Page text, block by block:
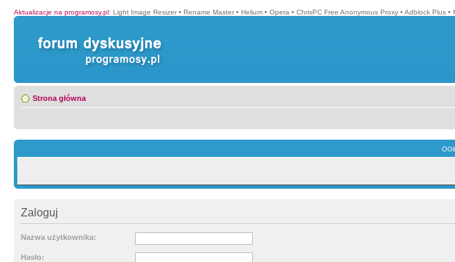
Aktualizacje na programosy.pl: Light Image Resizer • Rename Master • Helium • Opera • ChrisPC Free Anonymous Proxy • Adblock Plus •
Strona główna
Zaloguj
Nazwa użytkownika:
Hasło: